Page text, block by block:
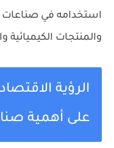
استخدامه في صناعات
والمنتجات الكيميائية
على أهمية